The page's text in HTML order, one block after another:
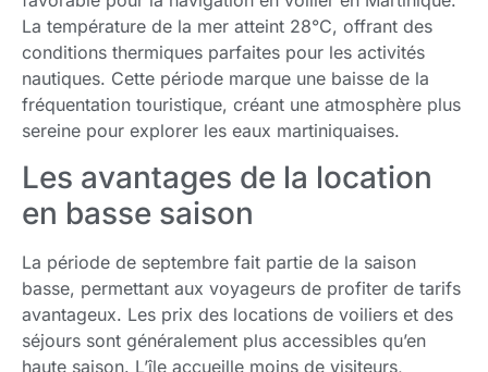
La température de la mer atteint 28°C, offrant des
conditions thermiques parfaites pour les activités
nautiques. Cette période marque une baisse de la
fréquentation touristique, créant une atmosphère plus
sereine pour explorer les eaux martiniquaises.
Les avantages de la location
en basse saison
La période de septembre fait partie de la saison
basse, permettant aux voyageurs de profiter de tarifs
avantageux. Les prix des locations de voiliers et des
séjours sont généralement plus accessibles qu’en
haute saison. L’île accueille moins de visiteurs,